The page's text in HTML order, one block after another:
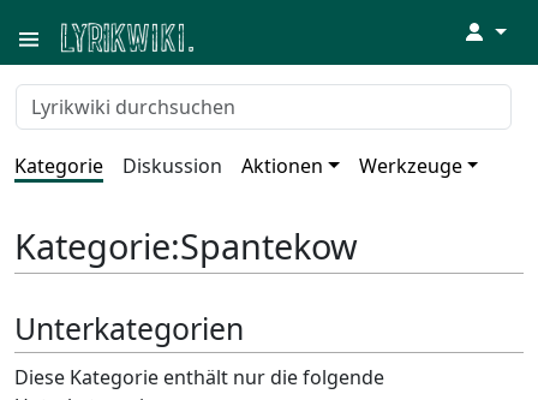
↓
Kategorie Diskussion Aktionen Werkzeuge
Kategorie:Spantekow
Unterkategorien
Diese Kategorie enthält nur die folgende